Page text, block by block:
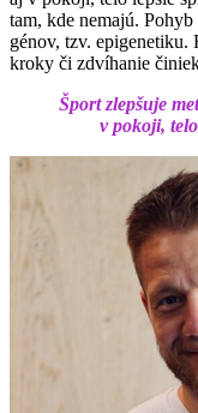
tam, kde nemajú.
génov, tzv.
kroky či zdvíhanie
Šport zlepšuje
v pokoji,